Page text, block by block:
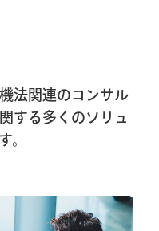
展＆ハンズ
法関連のコンサル
する多くのソリュ
。